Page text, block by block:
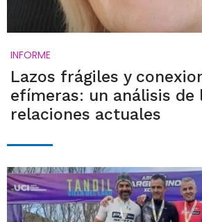
INFORME
Lazos frágiles y
efímeras: un análisis de
relaciones actuales